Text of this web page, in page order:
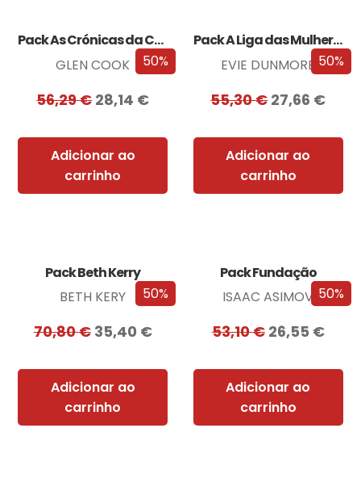
50%
Pack As Crónicas da Companhia Negra
GLEN COOK
56,29€28,14 €
Adicionar ao
carrinho
50%
Pack A Liga das Mulheres Extraordinárias
EVIE DUNMORE
55,30€27,66 €
Adicionar ao
carrinho
50%
Pack Beth Kerry
BETH KERY
70,80€ 35,40 €
Adicionar ao
carrinho
50%
Pack Fundação
ISAAC ASIMOV
53,10€ 26,55 €
Adicionar ao
carrinho